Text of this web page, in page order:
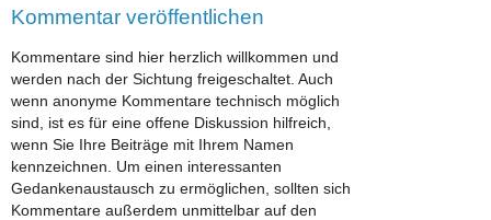
Kommentar veröffentlichen
Kommentare sind hier herzlich willkommen und
werden nach der Sichtung freigeschaltet. Auch
wenn anonyme Kommentare technisch möglich
sind, ist es für eine offene Diskussion hilfreich,
wenn Sie Ihre Beiträge mit Ihrem Namen
kennzeichnen. Um einen interessanten
Gedankenaustausch zu ermöglichen, sollten sich
Kommentare außerdem unmittelbar auf den